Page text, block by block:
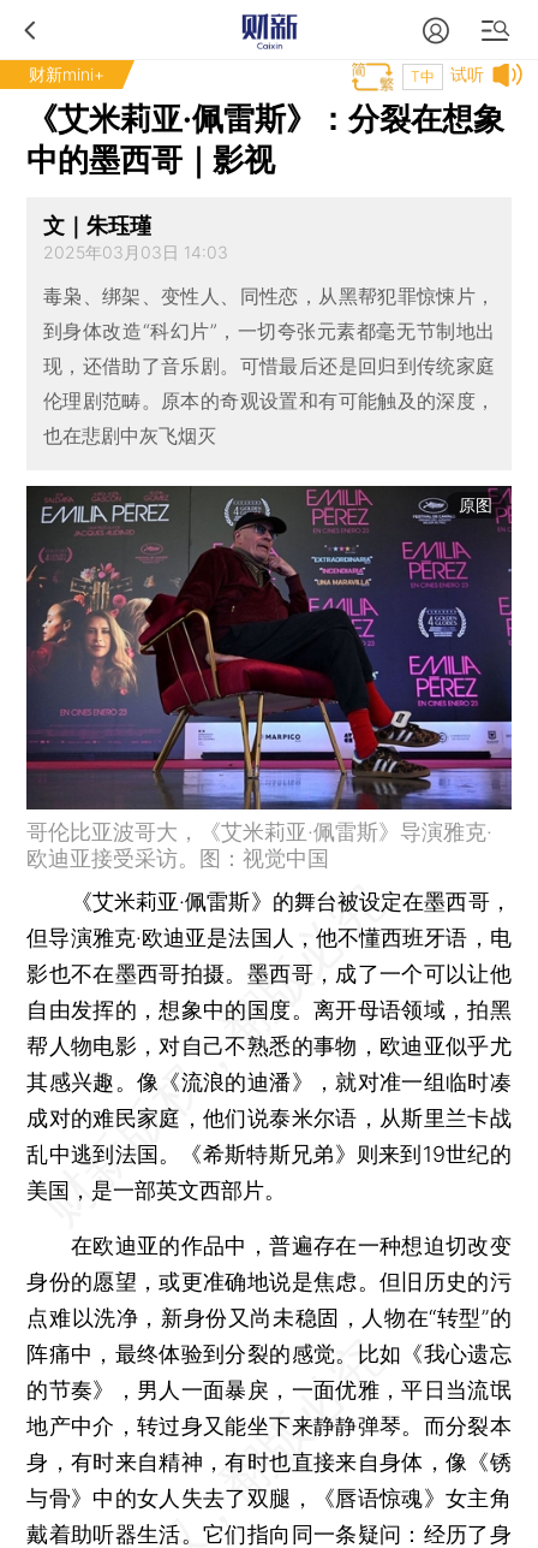
财新mini+ 试听
T中
《艾米莉亚·佩雷斯》：分裂在想象
中的墨西哥｜影视
文｜朱珏瑾
2025年03月03日 14:03
毒枭、绑架、变性人、同性恋，从黑帮犯罪惊悚片，
到身体改造“科幻片”，一切夸张元素都毫无节制地出
现，还借助了音乐剧。可惜最后还是回归到传统家庭
伦理剧范畴。原本的奇观设置和有可能触及的深度，
也在悲剧中灰飞烟灭
原图
哥伦比亚波哥大，《艾米莉亚·佩雷斯》导演雅克·
欧迪亚接受采访。图：视觉中国
《艾米莉亚·佩雷斯》的舞台被设定在墨西哥，
但导演雅克·欧迪亚是法国人，他不懂西班牙语，电
影也不在墨西哥拍摄。墨西哥，成了一个可以让他
自由发挥的，想象中的国度。离开母语领域，拍黑
帮人物电影，对自己不熟悉的事物，欧迪亚似乎尤
其感兴趣。像《流浪的迪潘》，就对准一组临时凑
成对的难民家庭，他们说泰米尔语，从斯里兰卡战
乱中逃到法国。《希斯特斯兄弟》则来到19世纪的
美国，是一部英文西部片。
在欧迪亚的作品中，普遍存在一种想迫切改变
身份的愿望，或更准确地说是焦虑。但旧历史的污
点难以洗净，新身份又尚未稳固，人物在“转型”的
阵痛中，最终体验到分裂的感觉。比如《我心遗忘
的节奏》，男人一面暴戾，一面优雅，平日当流氓
地产中介，转过身又能坐下来静静弹琴。而分裂本
身，有时来自精神，有时也直接来自身体，像《锈
与骨》中的女人失去了双腿，《唇语惊魂》女主角
戴着助听器生活。它们指向同一条疑问：经历了身